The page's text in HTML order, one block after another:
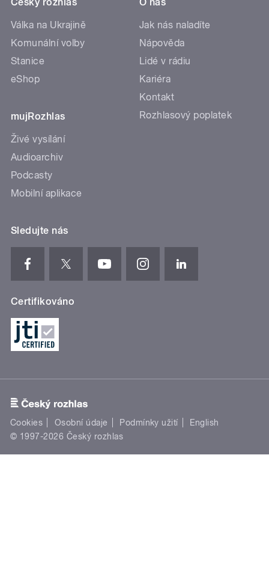
Válka na Ukrajině
Komunální volby
Stanice
eShop
mujRozhlas
Živé vysílání
Audioarchiv
Podcasty
Mobilní aplikace
Jak nás naladíte
Nápověda
Lidé v rádiu
Kariéra
Kontakt
Rozhlasový poplatek
Sledujte nás
Certifikováno
Cookies Osobní údaje Podmínky užití
English
© 1997-2026 Český rozhlas